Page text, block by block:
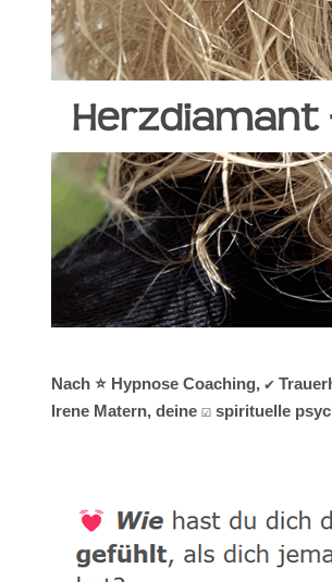
Nach ⭐ Hypnose Coaching, ✔️
Irene Matern, deine ☑️ spirituelle